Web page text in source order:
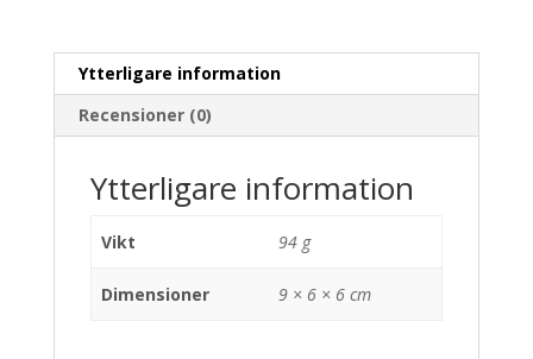
Ytterligare information
Recensioner (0)
Ytterligare information
Vikt 94 g
Dimensioner 9 × 6 × 6 cm